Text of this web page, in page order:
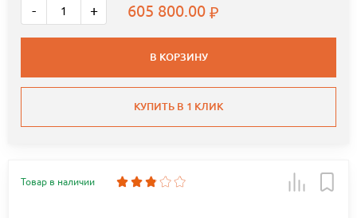
- + 605 800.00
В КОРЗИНУ
КУПИТЬ В 1 КЛИК
Товар в наличии